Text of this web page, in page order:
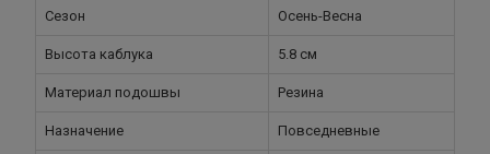
Сезон Осень-Весна
Высота каблука 5.8 см
Материал подошвы Резина
Назначение Повседневные